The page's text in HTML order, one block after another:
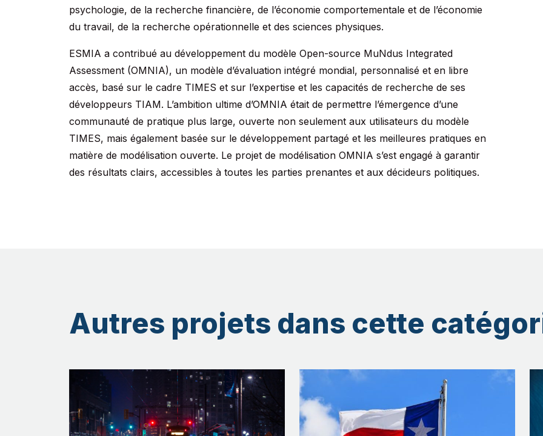
psychologie, de la recherche financière, de l’économie comportementale et de l’économie
du travail, de la recherche opérationnelle et des sciences physiques.
ESMIA a contribué au développement du modèle Open-source MuNdus Integrated
Assessment (OMNIA), un modèle d’évaluation intégré mondial, personnalisé et en libre
accès, basé sur le cadre TIMES et sur l’expertise et les capacités de recherche de ses
développeurs TIAM. L’ambition ultime d’OMNIA était de permettre l’émergence d’une
communauté de pratique plus large, ouverte non seulement aux utilisateurs du modèle
TIMES, mais également basée sur le développement partagé et les meilleures pratiques en
matière de modélisation ouverte. Le projet de modélisation OMNIA s’est engagé à garantir
des résultats clairs, accessibles à toutes les parties prenantes et aux décideurs politiques.
Autres projets dans cette